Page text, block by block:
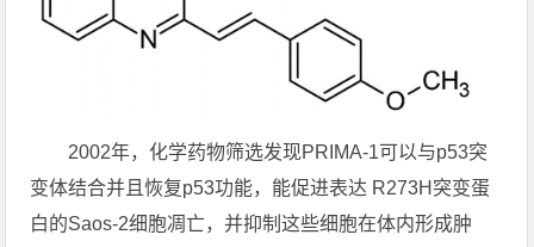
2002年，化学药物筛选发现PRIMA-1可以与p53突
变体结合并且恢复p53功能，能促进表达 R273H突变蛋
白的Saos-2细胞凋亡，并抑制这些细胞在体内形成肿